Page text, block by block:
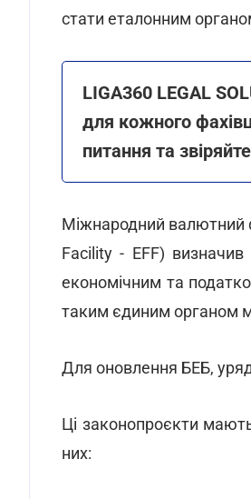
стати еталонним
LIGA360 LEGAL
для кожного
питання та
Міжнародний валютний
Facility - EFF) визначив
економічним та
таким єдиним органом
Для оновлення БЕБ,
Ці законопроєкти
них: